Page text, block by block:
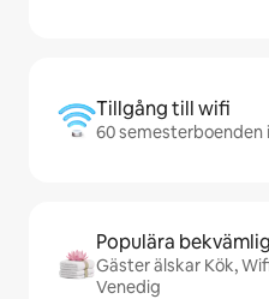
Tillgång till wifi
60 semesterboenden
Populära
Gäster älskar Kök,
Venedig